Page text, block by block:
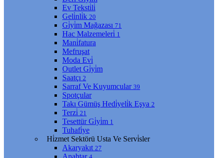
Ev Teksti̇li̇
Geli̇nli̇k 20
Gi̇yi̇m Mağazası 71
Hac Malzemeleri̇ 1
Mani̇fatura
Mefruşat
Moda Evi̇
Outlet Gi̇yi̇m
Saatçı 2
Sarraf Ve Kuyumcular 39
Spotçular
Takı Gümüş Hedi̇yeli̇k Eşya 2
Terzi̇ 21
Tesettür Gi̇yi̇m 1
Tuhafi̇ye
Hi̇zmet Sektörü Usta Ve Servi̇sler
Akaryakıt 27
Anahtar